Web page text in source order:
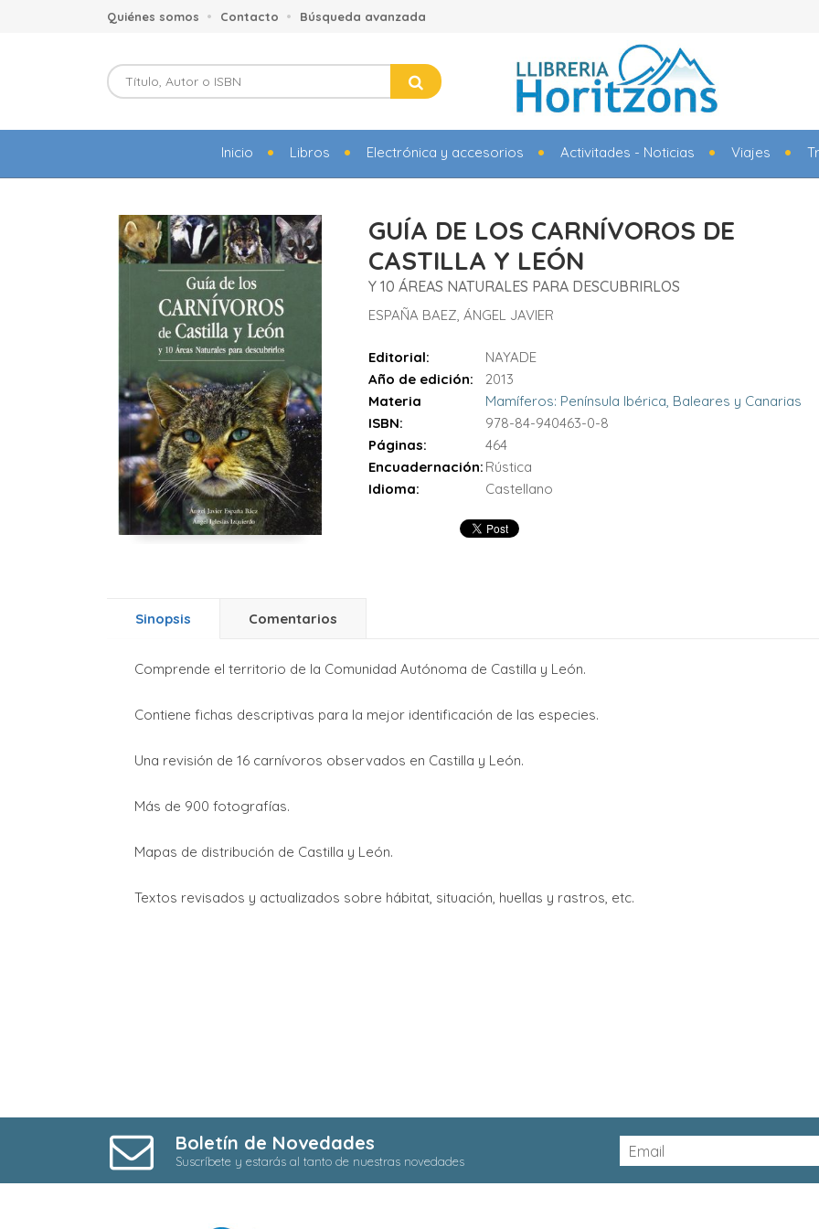
Quiénes somos Contacto Búsqueda avanzada
Inicio Libros Electrónica y accesorios Activitades - Noticias Viajes
GUÍA DE LOS CARNÍVOROS DE
CASTILLA Y LEÓN
Y 10 ÁREAS NATURALES PARA DESCUBRIRLOS
ESPAÑA BAEZ, ÁNGEL JAVIER
Editorial:
NAYADE
Año de edición:
2013
Materia
Mamíferos: Península Ibérica, Baleares y Canarias
ISBN:
978-84-940463-0-8
Páginas:
464
Encuadernación: Rústica
Idioma:
Castellano
Sinopsis Comentarios
Comprende el territorio de la Comunidad Autónoma de Castilla y León.
Contiene fichas descriptivas para la mejor identificación de las especies.
Una revisión de 16 carnívoros observados en Castilla y León.
Más de 900 fotografías.
Mapas de distribución de Castilla y León.
Textos revisados y actualizados sobre hábitat, situación, huellas y rastros, etc.
Boletín de Novedades
Suscríbete y estarás al tanto de nuestras novedades